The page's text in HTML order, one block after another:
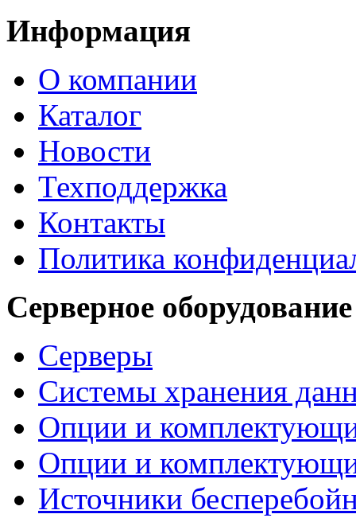
Информация
О компании
Каталог
Новости
Техподдержка
Контакты
Политика
Серверное оборудование
Серверы
Системы хранения
Опции и
Опции и
Источники